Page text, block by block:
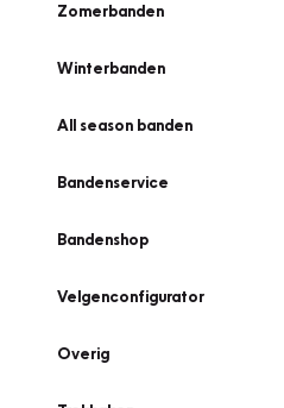
Zomerbanden
Winterbanden
All season banden
Bandenservice
Bandenshop
Velgenconfigurator
Overig